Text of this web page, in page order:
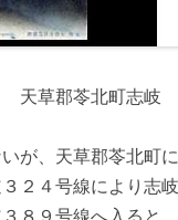
草郡苓北町志岐
が、天草郡苓北町に
２４号線により志